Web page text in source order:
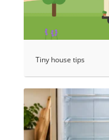
Tiny house tips